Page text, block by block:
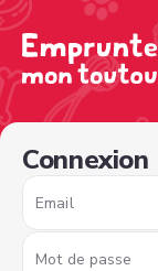
Connexion
Email
Mot de passe
/sign-